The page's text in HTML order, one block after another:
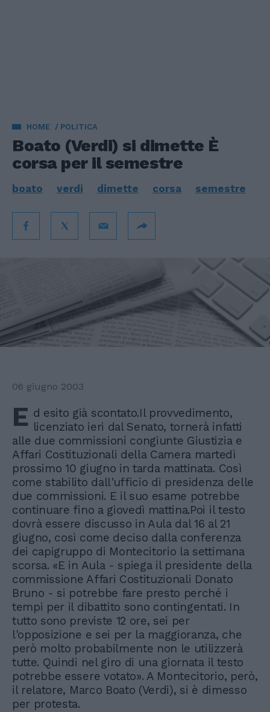
HOME POLITICA
Boato (Verdi) si dimette È
corsa per il semestre
boato verdi dimette corsa semestre
06 giugno 2003
E d esito già scontato.Il provvedimento,
licenziato ieri dal Senato, tornerà infatti
alle due commissioni congiunte Giustizia e
Affari Costituzionali della Camera martedì
prossimo 10 giugno in tarda mattinata. Così
come stabilito dall'ufficio di presidenza delle
due commissioni. E il suo esame potrebbe
continuare fino a giovedì mattina.Poi il testo
dovrà essere discusso in Aula dal 16 al 21
giugno, così come deciso dalla conferenza
dei capigruppo di Montecitorio la settimana
scorsa. «E in Aula - spiega il presidente della
commissione Affari Costituzionali Donato
Bruno - si potrebbe fare presto perché i
tempi per il dibattito sono contingentati. In
tutto sono previste 12 ore, sei per
l'opposizione e sei per la maggioranza, che
però molto probabilmente non le utilizzerà
tutte. Quindi nel giro di una giornata il testo
potrebbe essere votato». A Montecitorio, però,
il relatore, Marco Boato (Verdi), si è dimesso
per protesta.